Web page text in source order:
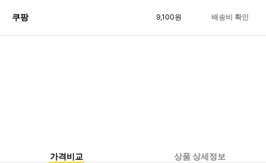
쿠팡 9,100원 배송비 확인
가격비교 상품 상세정보